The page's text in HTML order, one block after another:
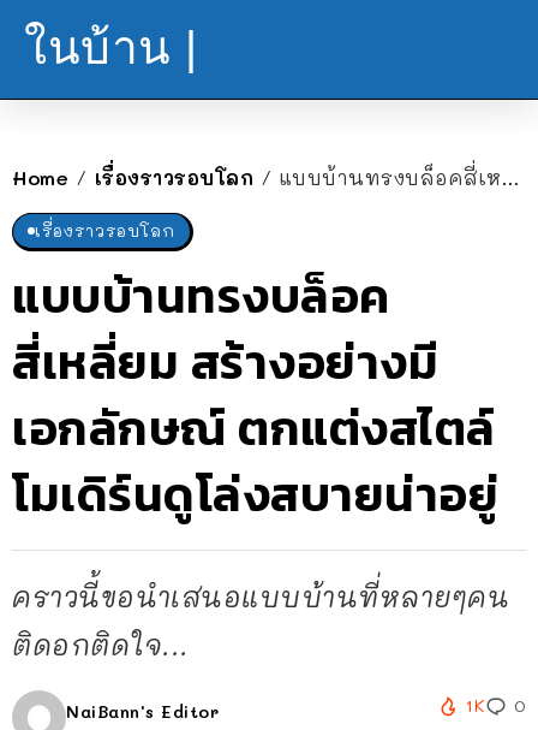
ในบ้าน |
Home / เรื่องราวรอบโลก / แบบบ้านทรงบล็อคสี่เหลี่ยม สร้างอย่างมีเอกลักษณ์ ตกแต่งสไตล์โมเดิร์นดูโล่งสบายน่าอยู่
เรื่องราวรอบโลก
แบบบ้านทรงบล็อค
สี่เหลี่ยม สร้างอย่างมี
เอกลักษณ์ ตกแต่งสไตล์
โมเดิร์นดูโล่งสบายน่าอยู่
คราวนี้ขอนำเสนอแบบบ้านที่หลายๆคน
ติดอกติดใจ...
NaiBann's Editor 1K 0